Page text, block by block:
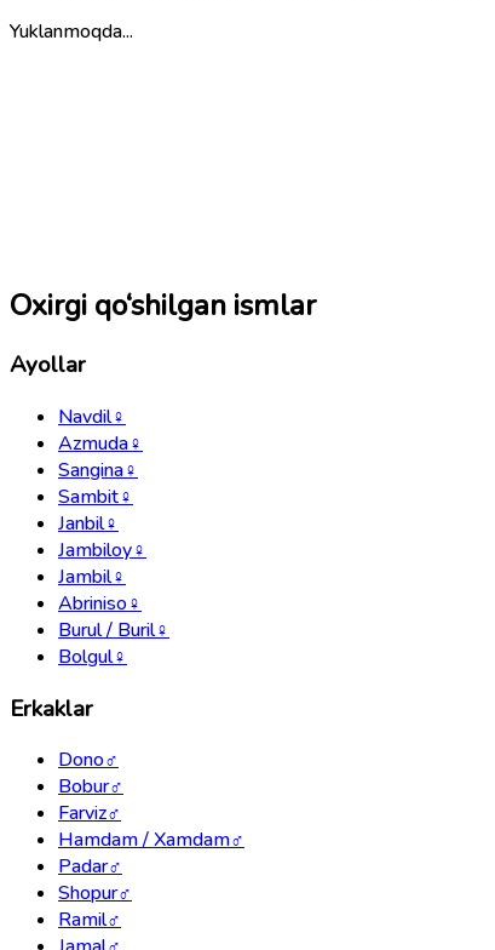
Yuklanmoqda...
Oxirgi qo‘shilgan ismlar
Ayollar
Navdil♀
Azmuda♀
Sangina♀
Sambit♀
Janbil♀
Jambiloy♀
Jambil♀
Abriniso♀
Burul / Buril♀
Bolgul♀
Erkaklar
Dono♂
Bobur♂
Farviz♂
Hamdam / Xamdam♂
Padar♂
Shopur♂
Ramil♂